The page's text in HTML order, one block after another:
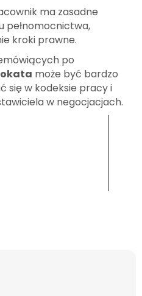
ma zasadne
pełnomocnictwa,
kroki prawne.
po
może być bardzo
się w kodeksie pracy i
w negocjacjach.